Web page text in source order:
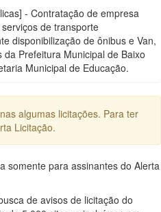
- Contratação de empresa
de transporte
disponibilização de ônibus e Van,
Prefeitura Municipal de Baixo
Municipal de Educação.
algumas licitações. Para ter
Licitação.
somente para assinantes do Alerta
de avisos de licitação do